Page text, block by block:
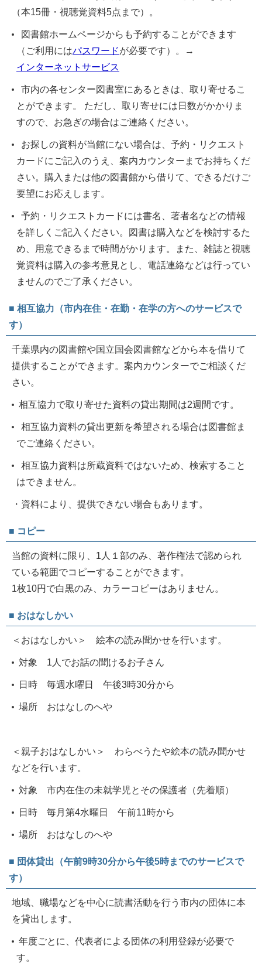
（本15冊・視聴覚資料5点まで）。
図書館ホームページからも予約することができます
（ご利用にはパスワードが必要です）。→
インターネットサービス
市内の各センター図書室にあるときは、取り寄せるこ
とができます。 ただし、取り寄せには日数がかかりま
すので、お急ぎの場合はご連絡ください。
お探しの資料が当館にない場合は、予約・リクエスト
カードにご記入のうえ、案内カウンターまでお持ちくだ
さい。購入または他の図書館から借りて、できるだけご
要望にお応えします。
予約・リクエストカードには書名、著者名などの情報
を詳しくご記入ください。図書は購入などを検討するた
め、用意できるまで時間がかります。また、雑誌と視聴
覚資料は購入の参考意見とし、電話連絡などは行ってい
ませんのでご了承ください。
■ 相互協力（市内在住・在勤・在学の方へのサービスで
す）
千葉県内の図書館や国立国会図書館などから本を借りて
提供することができます。案内カウンターでご相談くだ
さい。
相互協力で取り寄せた資料の貸出期間は2週間です。
相互協力資料の貸出更新を希望される場合は図書館ま
でご連絡ください。
相互協力資料は所蔵資料ではないため、検索すること
はできません。
・資料により、提供できない場合もあります。
■ コピー
当館の資料に限り、1人１部のみ、著作権法で認められ
ている範囲でコピーすることができます。
1枚10円で白黒のみ、カラーコピーはありません。
■ おはなしかい
＜おはなしかい＞ 絵本の読み聞かせを行います。
対象 1人でお話の聞けるお子さん
日時 毎週水曜日 午後3時30分から
場所 おはなしのへや
＜親子おはなしかい＞ わらべうたや絵本の読み聞かせ
などを行います。
対象 市内在住の未就学児とその保護者（先着順）
日時 毎月第4水曜日 午前11時から
場所 おはなしのへや
■ 団体貸出（午前9時30分から午後5時までのサービスで
す）
地域、職場などを中心に読書活動を行う市内の団体に本
を貸出します。
年度ごとに、代表者による団体の利用登録が必要で
す。